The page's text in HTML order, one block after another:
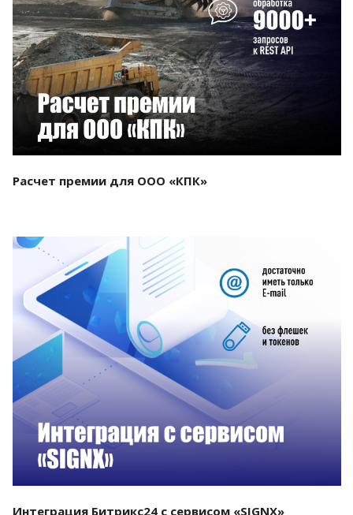
Смотреть проект
Расчет премии для ООО «КПК»
Смотреть проект
Интеграция Битрикс24 с сервисом «SIGNX»